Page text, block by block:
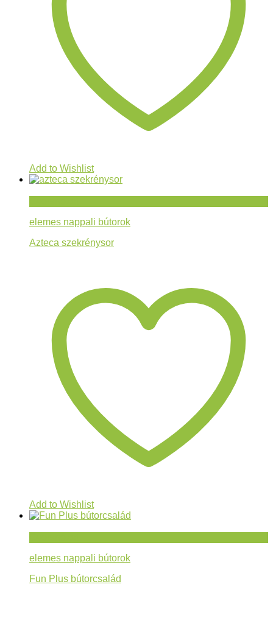
Add to Wishlist
elemes nappali bútorok
Azteca szekrénysor
Add to Wishlist
elemes nappali bútorok
Fun Plus bútorcsalád